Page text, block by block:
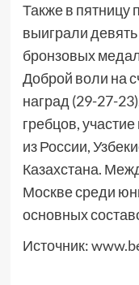
Также в пятницу
выиграли
бронзовых
Доброй воли на
наград (29-27-
гребцов,
из России,
Казахстана.
Москве среди
основных
Источник: